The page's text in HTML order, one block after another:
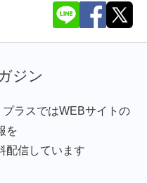
ジン
ラスではWEBサイトの
を
配信しています